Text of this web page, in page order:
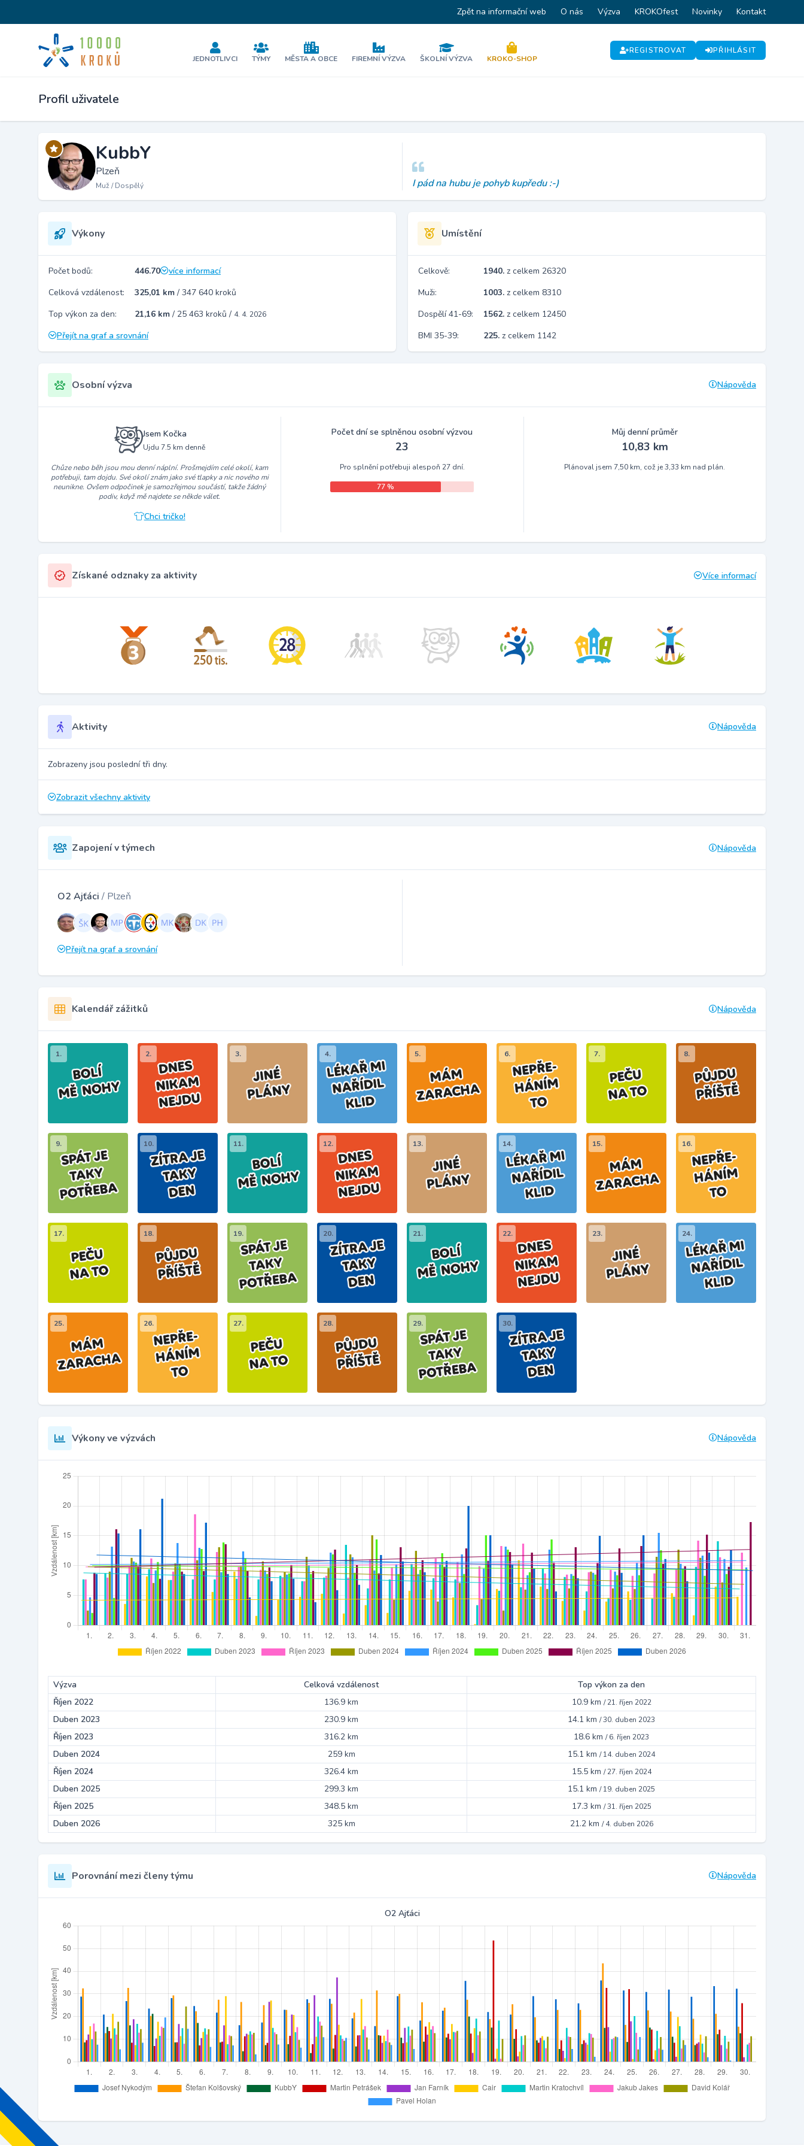
Zpět na informační web O nás Výzva KROKOfest Novinky Kontakt
JEDNOTLIVCI TÝMY MĚSTA A OBCE FIREMNÍ VÝZVA ŠKOLNÍ VÝZVA KROKO-SHOP
REGISTROVAT PŘIHLÁSIT
Profil uživatele
KubbY
Plzeň
Muž / Dospělý I pád na hubu je pohyb kupředu :-)
Výkony
Počet bodů: 446.70
více informací
Celková vzdálenost:
325,01 km / 347 640 kroků
Top výkon za den:
21,16 km / 25 463 kroků / 4. 4. 2026
Přejít na graf a srovnání
Umístění
Celkově: 1940. z celkem 26320
Muži:
1003. z celkem 8310
Dospělí 41-69:
1562. z celkem 12450
BMI 35-39:
225. z celkem 1142
Osobní výzva Nápověda
Jsem Kočka
Ujdu 7.5 km denně
Chůze nebo běh jsou mou denní náplní. Prošmejdím celé okolí, kam
potřebuji, tam dojdu. Své okolí znám jako své tlapky a nic nového mi
neunikne. Ovšem odpočinek je samozřejmou součástí, takže žádný
podiv, když mě najdete se někde válet.
Chci tričko!
Počet dní se splněnou osobní výzvou
23
Pro splnění potřebuji alespoň 27 dní.
77 %
Můj denní průměr
10,83 km
Plánoval jsem 7,50 km, což je 3,33 km nad plán.
Získané odznaky za aktivity Více informací
Aktivity Nápověda
Zobrazeny jsou poslední tři dny.
Zobrazit všechny aktivity
Zapojení v týmech Nápověda
O2 Ajťáci / Plzeň
Přejít na graf a srovnání
Kalendář zážitků Nápověda
1. 2. 3. 4. 5. 6. 7. 8.
9. 10. 11. 12. 13. 14. 15. 16.
17. 18. 19. 20. 21. 22. 23. 24.
25. 26. 27. 28. 29. 30.
Výkony ve výzvách Nápověda
Výzva Celková vzdálenost
Top výkon za den
Říjen 2022
136.9 km 10.9 km /21. říjen 2022
Duben 2023 230.9 km 14.1 km /30. duben 2023
Říjen 2023 316.2 km 18.6 km /6. říjen 2023
Duben 2024 259 km 15.1 km /14. duben 2024
Říjen 2024 326.4 km 15.5 km /27. říjen 2024
Duben 2025 299.3 km 15.1 km /19. duben 2025
Říjen 2025 348.5 km 17.3 km /31. říjen 2025
Duben 2026 325 km 21.2 km /4. duben 2026
Porovnání mezi členy týmu Nápověda
O2 Ajťáci